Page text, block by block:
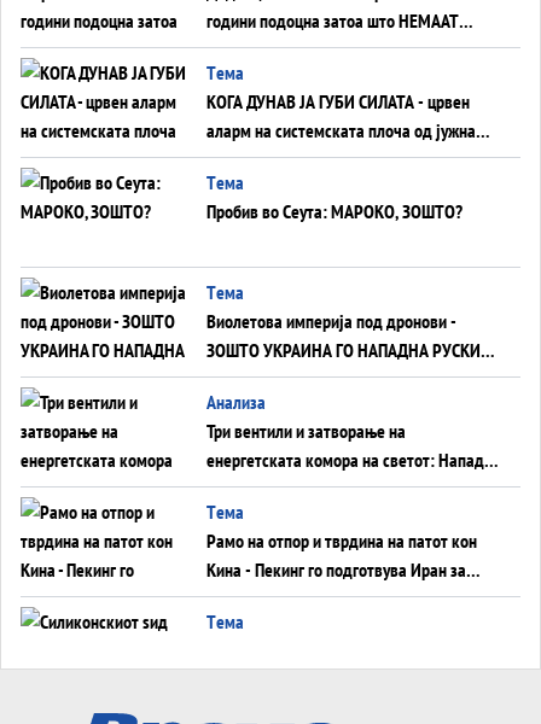
години подоцна затоа што НЕМААТ
ВНУЦИ ДА ГИ ЗАМЕНАТ
Tема
КОГА ДУНАВ ЈА ГУБИ СИЛАТА - црвен
аларм на системската плоча од јужна
Германија до Црното Море...
Tема
Пробив во Сеута: МАРОКО, ЗОШТО?
Tема
Виолетова империја под дронови -
ЗОШТО УКРАИНА ГО НАПАДНА РУСКИОТ
WILDBERRIES
Aнализа
Три вентили и затворање на
енергетската комора на светот: Нападот
во Суец најавува глобален енергетски
инфаркт?
Tема
Рамо на отпор и тврдина на патот кон
Кина - Пекинг го подготвува Иран за
американска копнена инвазија
Tема